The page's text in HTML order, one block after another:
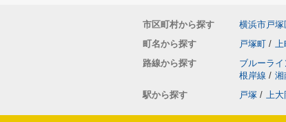
市区町村から探す 横浜市戸塚
町名から探す
戸塚町 / 上
路線から探す
ブルーライ
根岸線 / 湘
駅から探す
戸塚 / 上大